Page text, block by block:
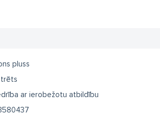
pluss
ar ierobežotu atbildību